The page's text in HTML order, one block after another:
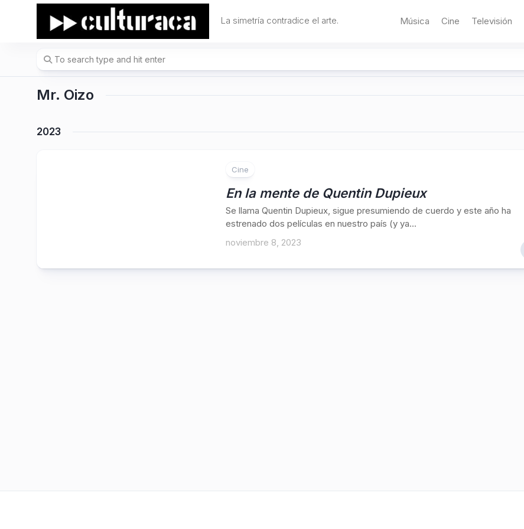
La simetría contradice el arte. Música Cine Televisión
Mr. Oizo
2023
Cine
En la mente de Quentin Dupieux
Se llama Quentin Dupieux, sigue presumiendo de cuerdo y este año ha
estrenado dos películas en nuestro país (y ya...
noviembre 8, 2023